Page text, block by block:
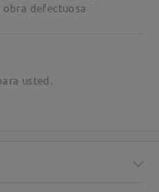
defectuosa
usted.